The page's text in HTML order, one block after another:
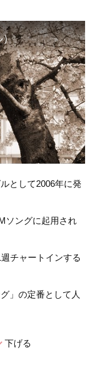
）
として2006年に発
ソングに起用され
チャートインする
」の定番として人
下げる